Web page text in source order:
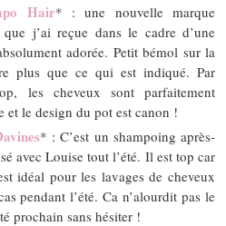
Hair* : une nouvelle marque
j’ai reçue dans le cadre d’une
adorée. Petit bémol sur la
plus que ce qui est indiqué. Par
les cheveux sont parfaitement
et le design du pot est canon !
* : C’est un shampoing après-
avec Louise tout l’été. Il est top car
idéal pour les lavages de cheveux
pendant l’été. Ca n’alourdit pas le
prochain sans hésiter !